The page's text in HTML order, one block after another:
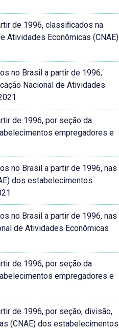
de 1996, classiﬁcados na
Atividades Econômicas (CNAE)
no Brasil a partir de 1996,
Nacional de Atividades
de 1996, por seção da
empregadores e
no Brasil a partir de 1996, nas
dos estabelecimentos
no Brasil a partir de 1996, nas
de Atividades Econômicas
de 1996, por seção da
empregadores e
de 1996, por seção, divisão,
(CNAE) dos estabelecimentos